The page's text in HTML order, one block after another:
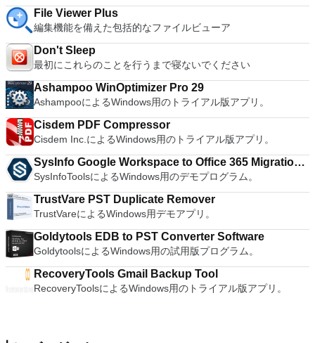
Fedora, and lots of other distributions as well. Overall,
Workstation Pro offers high performance, strong reliability,
and cutting edge features that make it stand out from the
crowd. The full version is a little pricey, but you do get what
you pay for.
File Viewer Plus
編集機能を備えた包括的なファイルビューア
Don't Sleep
最初にこれらのことを行うまで寝ないでください
Ashampoo WinOptimizer Pro 29
AshampooによるWindows用のトライアル版アプリ。
Cisdem PDF Compressor
Cisdem Inc.によるWindows用のトライアル版アプリ。
SysInfo Google Workspace to Office 365 Migration
Tool
SysInfoToolsによるWindows用のデモプログラム。
TrustVare PST Duplicate Remover
TrustVareによるWindows用デモアプリ。
Goldytools EDB to PST Converter Software
GoldytoolsによるWindows用の試用版プログラム。
RecoveryTools Gmail Backup Tool
RecoveryToolsによるWindows用のトライアル版アプリ。